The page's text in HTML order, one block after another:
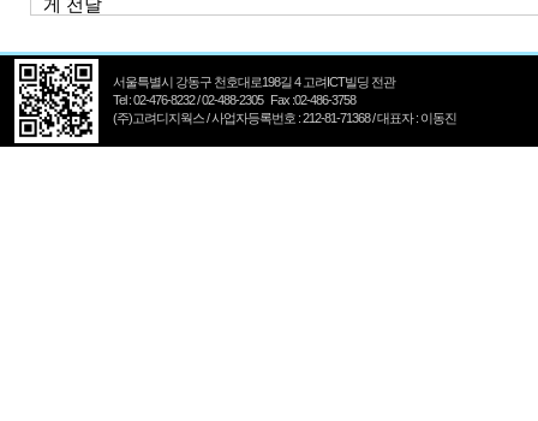
게 전달
서울특별시 강동구 천호대로198길 4 고려ICT빌딩 전관
Tel : 02-476-8232 / 02-488-2305 Fax :02-486-3758
(주)고려디지웍스 / 사업자등록번호 : 212-81-71368 / 대표자 : 이동진